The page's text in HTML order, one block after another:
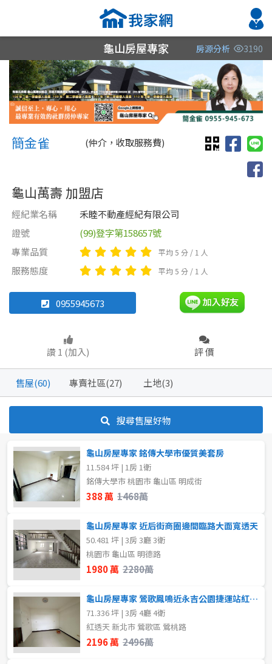
縣市
不限
新竹縣
區域
不限
不拘 公寓 電梯大樓
透天厝 樓中樓 工廠
不拘
20坪以下
20~30 坪 30~40 坪
50~60 坪
60~70 坪 70~80 坪
~
樓層
不拘
1樓 2樓
3樓 4樓
5~10樓
縣市
不限
區域
不限
縣市
不限
區域
不限
不拘 整層住家 獨立套房
雅房 其他住宅 頂讓
車位
20坪以下
20~30 坪 30~40 坪
40~50 坪 50~60 坪
60~70 坪 70~80 坪
80坪以上
樓層
不拘
龜山房屋專家 房源分析 3190
簡金雀 簡金雀
簡金雀 (仲介，收取服務費)
龜山萬壽 加盟店
經紀業名稱
禾睦不動產經紀有限公司
證號
(99)登字第158657號
專業品質
平均 5 分 / 1 人
服務態度 平均 5 分 / 1 人
0955945673
讚 1 (加入) 評 價
售屋(60) 專賣社區(27) 土地(3)
搜尋售屋好物
龜山房屋專家 銘傳大學市優質美套房
11.584 坪 | 1房 1衛
銘傳大學市 桃園市 龜山區 明成街
388 萬 1468萬
龜山房屋專家 近后街商圈邊間臨路大面寬透天
50.481 坪 | 3房 3廳 3衛
桃園市 龜山區 明德路
1980 萬 2280萬
龜山房屋專家 鶯歌鳳鳴近永吉公園捷運站紅透天
71.336 坪 | 3房 4廳 4衛
紅透天 新北市 鶯歌區 鶯桃路
2196 萬 2496萬